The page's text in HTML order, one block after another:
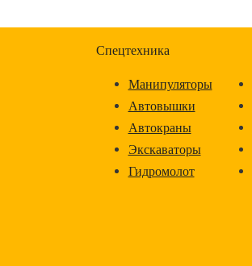
Спецтехника
Манипуляторы
Автовышки
Автокраны
Экскаваторы
Гидромолот